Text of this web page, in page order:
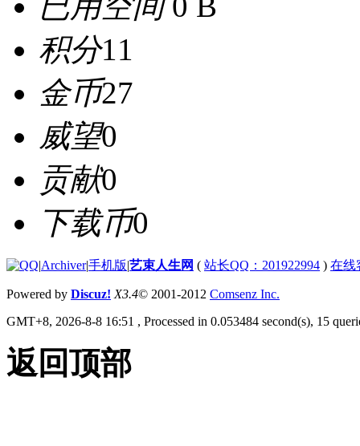
积分11
金币27
威望0
贡献0
下载币0
|Archiver|手机版|艺束人生网 ( 站长QQ：201922994 ) 在线
Powered by Discuz! X3.4© 2001-2012 Comsenz Inc.
GMT+8, 2026-8-8 16:51 , Processed in 0.053484 second(s), 15
返回顶部